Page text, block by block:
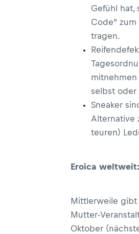
Gefühl hat,
Code“
tragen.
mitnehmen
selbst oder
Sneaker
Alternative
teuren)
Eroica weltweit:
Mittlerweile gibt
Mutter-
Oktober